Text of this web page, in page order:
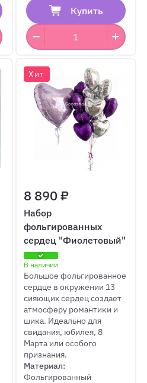
Купить
Хит
8 890 ₽
Набор
фольгированных
сердец "Фиолетовый"
В наличии
Большое фольгированное
сердце в окружении 13
сияющих сердец создает
атмосферу романтики и
шика. Идеально для
свидания, юбилея, 8
Марта или особого
признания.
Материал:
Фольгированный